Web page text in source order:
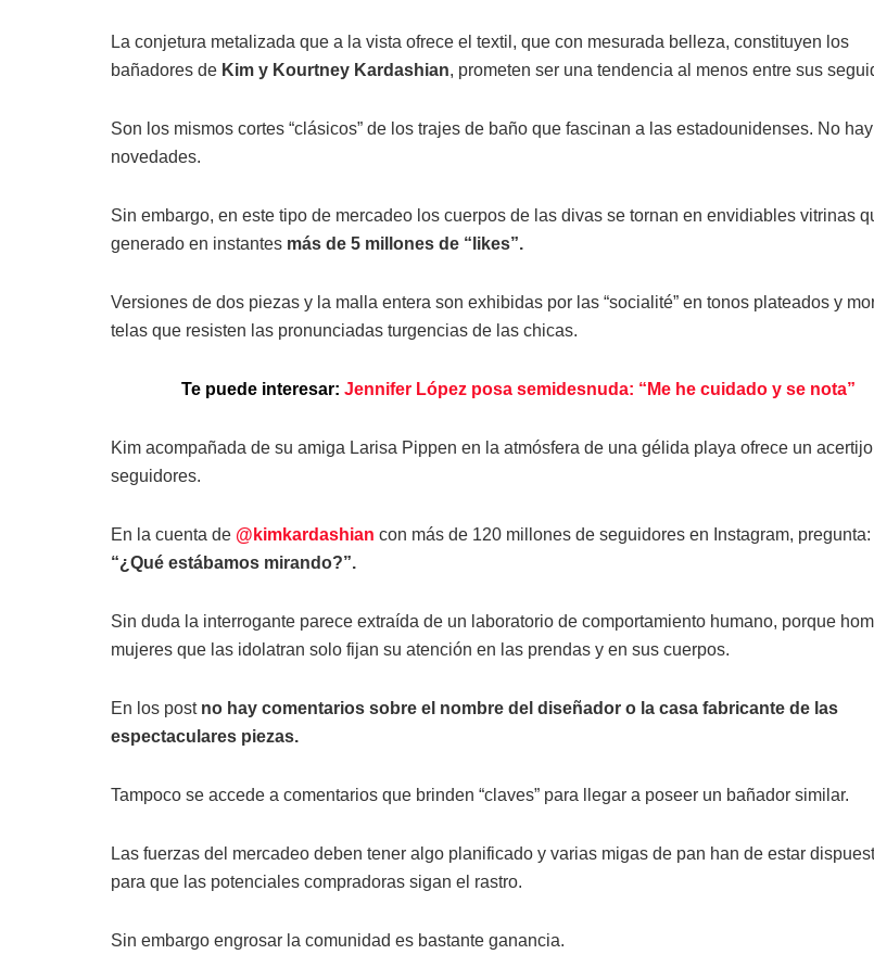
La conjetura metalizada que a la vista ofrece el textil, que con mesurada belleza, constituyen los
bañadores de Kim y Kourtney Kardashian, prometen ser una tendencia al menos entre sus
Son los mismos cortes “clásicos” de los trajes de baño que fascinan a las estadounidenses. No hay
novedades.
Sin embargo, en este tipo de mercadeo los cuerpos de las divas se tornan en envidiables vitrinas
generado en instantes más de 5 millones de “likes”.
Versiones de dos piezas y la malla entera son exhibidas por las “socialité” en tonos plateados y
telas que resisten las pronunciadas turgencias de las chicas.
Te puede interesar: Jennifer López posa semidesnuda: “Me he cuidado y se nota”
Kim acompañada de su amiga Larisa Pippen en la atmósfera de una gélida playa ofrece un
seguidores.
En la cuenta de @kimkardashian con más de 120 millones de seguidores en Instagram, pregunta:
“¿Qué estábamos mirando?”.
Sin duda la interrogante parece extraída de un laboratorio de comportamiento humano, porque
mujeres que las idolatran solo fijan su atención en las prendas y en sus cuerpos.
En los post no hay comentarios sobre el nombre del diseñador o la casa fabricante de las
espectaculares piezas.
Tampoco se accede a comentarios que brinden “claves” para llegar a poseer un bañador similar.
Las fuerzas del mercadeo deben tener algo planificado y varias migas de pan han de estar
para que las potenciales compradoras sigan el rastro.
Sin embargo engrosar la comunidad es bastante ganancia.